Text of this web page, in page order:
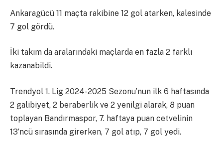
Ankaragücü 11 maçta rakibine 12 gol atarken, kalesinde
7 gol gördü.
İki takım da aralarındaki maçlarda en fazla 2 farklı
kazanabildi.
Trendyol 1. Lig 2024-2025 Sezonu’nun ilk 6 haftasında
2 galibiyet, 2 beraberlik ve 2 yenilgi alarak, 8 puan
toplayan Bandırmaspor, 7. haftaya puan cetvelinin
13’ncü sırasında girerken, 7 gol atıp, 7 gol yedi.